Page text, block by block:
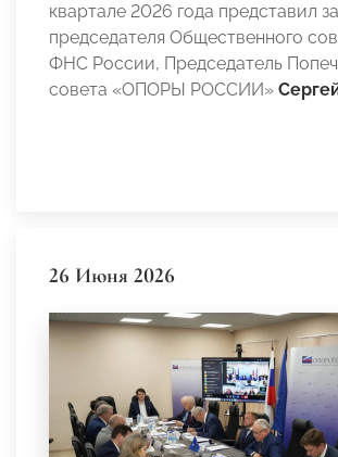
квартале 2026 года представил
председателя Общественного
ФНС России, Председатель
совета «ОПОРЫ РОССИИ»
26 Июня 2026